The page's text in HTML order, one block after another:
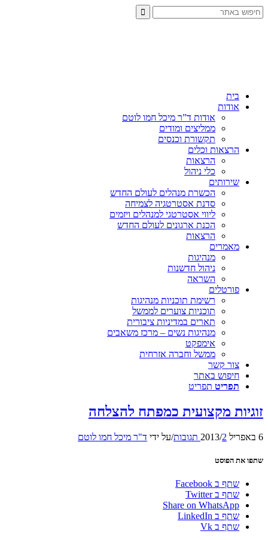
בית
אודות
אודות ד”ר מיכל חמו לוטם
ממליצים ומודים
תקשורת וכנסים
הרצאות וכלים
הרצאות
כלי ניהול
שירותים
הכשרת מנהלים לעולם החדש
סדנת אסטרטגיה לצמיחה
ליווי אסטרטגי למנהלים ויזמים
הכנת ארגונים לעולם החדש
הרצאות
מאמרים
מנהיגות
ניהול חדשנות
השראה
פורטלים
רשימת תוכניות מנהיגות
תוכניות צוערים לממשל
תארים במדיניות ציבורית
מנהיגות נשים – מרכז משאבים
אימפקט
ממשל וחברה אזרחית
צור קשר
חיפוש באתר
תפריט תפריט
זוגיות מקצועית כמפתח להצלחה
6 באפריל 2013 /2 תגובות /על ידי ד"ר מיכל חמו לוטם
שתפו את הפוסט
שתף ב Facebook
שתף ב Twitter
Share on WhatsApp
שתף ב LinkedIn
שתף ב Vk